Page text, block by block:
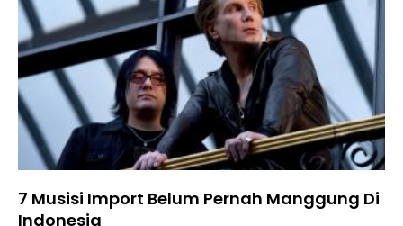
7 Musisi Import Belum Pernah Manggung Di
Indonesia